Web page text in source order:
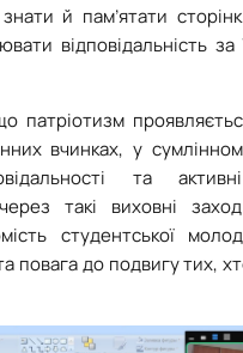
й пам’ятати
відповідальність за
патріотизм
вчинках, у
та
такі виховні
студентської
повага до подвигу тих,